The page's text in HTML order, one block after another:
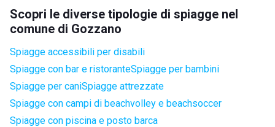
Scopri le diverse tipologie di spiagge nel
comune di Gozzano
Spiagge accessibili per disabili
Spiagge con bar e ristoranteSpiagge per bambini
Spiagge per caniSpiagge attrezzate
Spiagge con campi di beachvolley e beachsoccer
Spiagge con piscina e posto barca